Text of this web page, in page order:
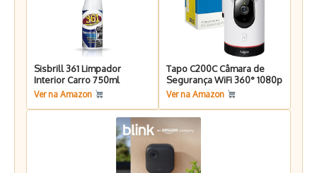
Sisbrill 361 Limpador
Interior Carro 750ml
Ver na Amazon
Tapo C200C Câmara de
Segurança WiFi 360° 1080p
Ver na Amazon